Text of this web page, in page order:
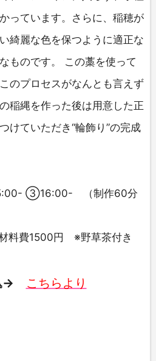
っています。さらに、稲穂が
綺麗な色を保つように適正な
ものです。 この藁を使って
のプロセスがなんとも言えず
稲縄を作った後は用意した正
けていただき“輪飾り”の完成
③16:00- （制作60分
料費1500円 ※野草茶付き
→ こちらより